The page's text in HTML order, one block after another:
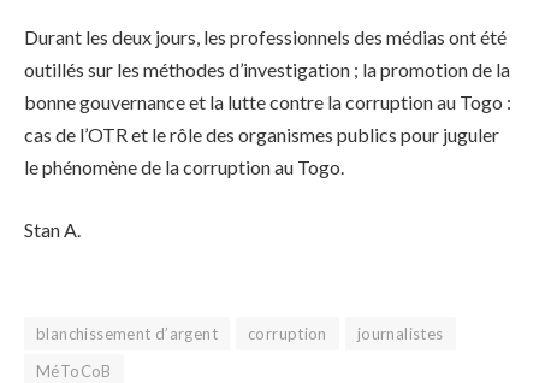
Durant les deux jours, les professionnels des médias ont été
outillés sur les méthodes d’investigation ; la promotion de la
bonne gouvernance et la lutte contre la corruption au Togo :
cas de l’OTR et le rôle des organismes publics pour juguler
le phénomène de la corruption au Togo.
Stan A.
blanchissement d’argent corruption
journalistes
MéToCoB